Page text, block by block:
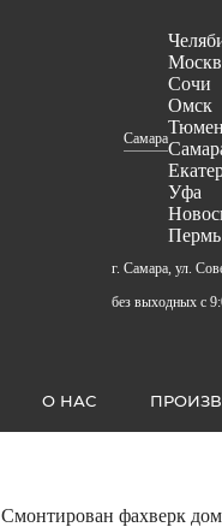
Самара
Сочи
Омск
Уфа
Пермь
г. Самара, ул.
без выходных с
О НАС
Смонтирован фахверк